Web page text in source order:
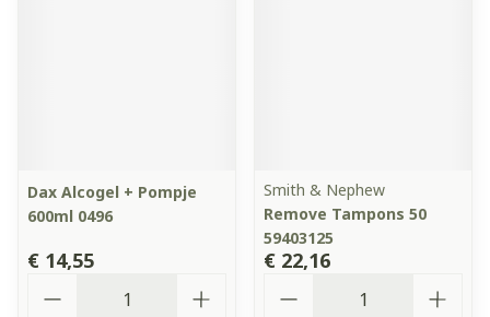
Dax Alcogel + Pompje
600ml 0496
€ 14,55
Smith & Nephew
Remove Tampons 50
59403125
€ 22,16